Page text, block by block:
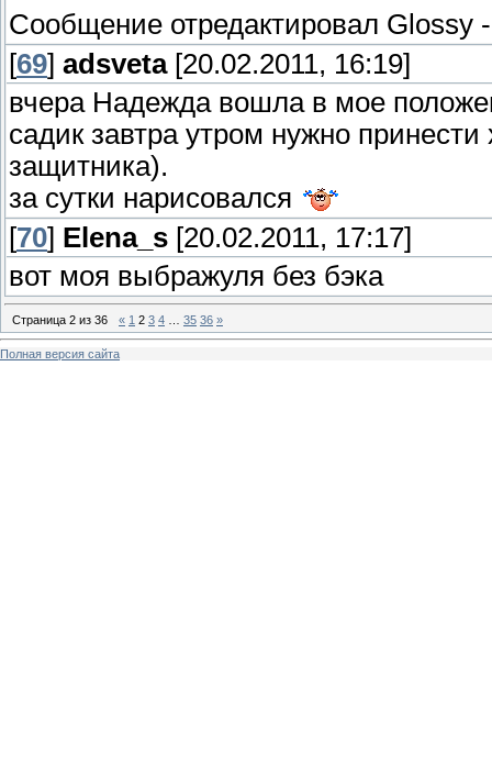
Сообщение отредактировал Glossy
[69] adsveta[20.02.2011, 16:19]
вчера Надежда вошла в мое
садик завтра утром нужно
защитника).
за сутки нарисовался
[70] Elena_s [20.02.2011, 17:17]
вот моя выбражуля без бэка
Страница 2 из 36 « 1 2 3 4 35 36 »
Полная версия сайта